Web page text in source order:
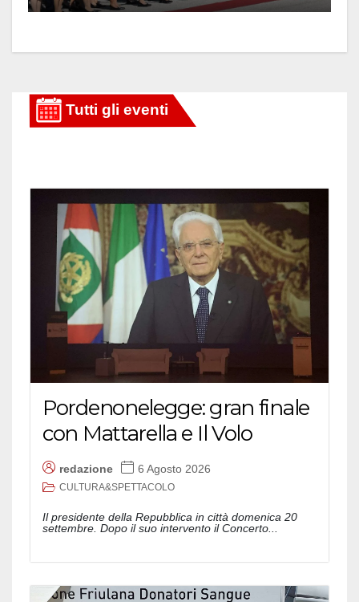
Pordenonelegge: gran finale
con Mattarella e Il Volo
redazione 6 Agosto 2026
CULTURA&SPETTACOLO
Il presidente della Repubblica in città domenica 20
settembre. Dopo il suo intervento il Concerto...